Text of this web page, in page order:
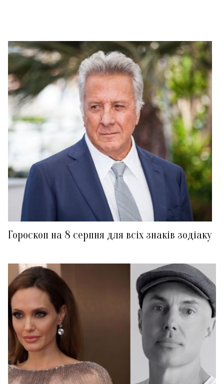
Гороскоп на 8 серпня для всіх знаків зодіаку